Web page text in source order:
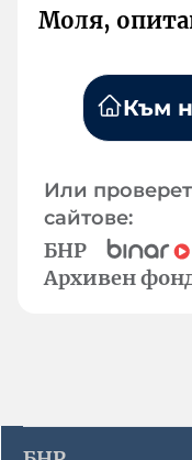
Моля,
Към
Или
сайтове:
БНР
Архивен